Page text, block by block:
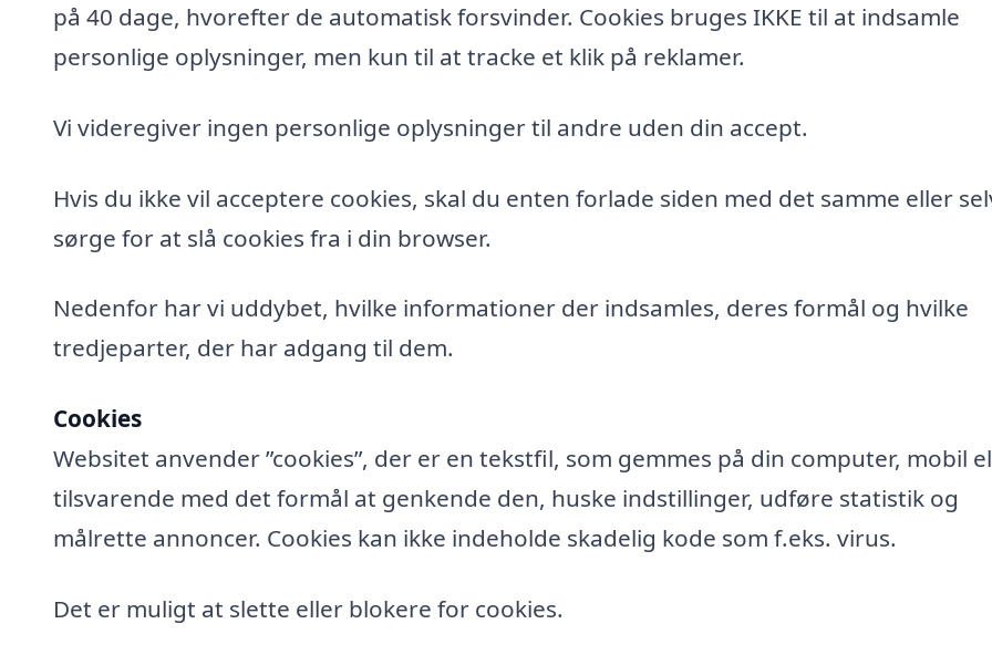
på 40 dage, hvorefter de automatisk forsvinder. Cookies bruges IKKE til at indsamle
personlige oplysninger, men kun til at tracke et klik på reklamer.
Vi videregiver ingen personlige oplysninger til andre uden din accept.
Hvis du ikke vil acceptere cookies, skal du enten forlade siden med det samme eller
sørge for at slå cookies fra i din browser.
Nedenfor har vi uddybet, hvilke informationer der indsamles, deres formål og hvilke
tredjeparter, der har adgang til dem.
Cookies
Websitet anvender ”cookies”, der er en tekstfil, som gemmes på din computer, mobil
tilsvarende med det formål at genkende den, huske indstillinger, udføre statistik og
målrette annoncer. Cookies kan ikke indeholde skadelig kode som f.eks. virus.
Det er muligt at slette eller blokere for cookies.